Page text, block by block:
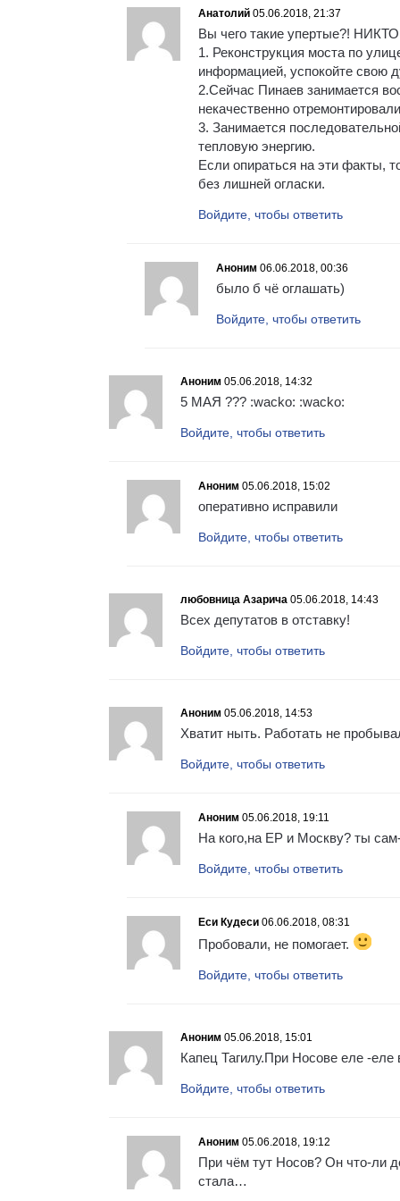
Анатолий 05.06.2018, 21:37
Вы чего такие упертые?!
1. Реконструкция моста по
информацией, успокойте свою
2.Сейчас Пинаев занимается
некачественно
3. Занимается
тепловую энергию.
Если опираться на эти факты,
без лишней огласки.
Войдите, чтобы ответить
Аноним 06.06.2018, 00:36
было б чё оглашать)
Войдите, чтобы ответить
Аноним 05.06.2018, 14:32
5 МАЯ ??? :wacko: :wacko:
Войдите, чтобы ответить
Аноним 05.06.2018, 15:02
оперативно исправили
Войдите, чтобы ответить
любовница Азарича 05.06.2018, 14:43
Всех депутатов в отставку!
Войдите, чтобы ответить
Аноним 05.06.2018, 14:53
Хватит ныть. Работать не
Войдите, чтобы ответить
Аноним 05.06.2018, 19:11
На кого,на ЕР и Москву? ты
Войдите, чтобы ответить
Еси Кудеси 06.06.2018, 08:31
Пробовали, не помогает.
Войдите, чтобы ответить
Аноним 05.06.2018, 15:01
Капец Тагилу.При Носове еле -
Войдите, чтобы ответить
Аноним 05.06.2018, 19:12
При чём тут Носов? Он что-ли
стала…